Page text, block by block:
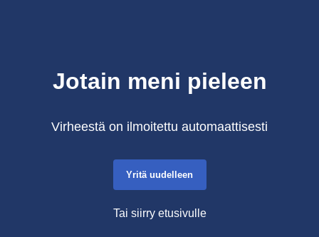
Jotain meni pieleen
Virheestä on ilmoitettu automaattisesti
Yritä uudelleen
Tai siirry etusivulle